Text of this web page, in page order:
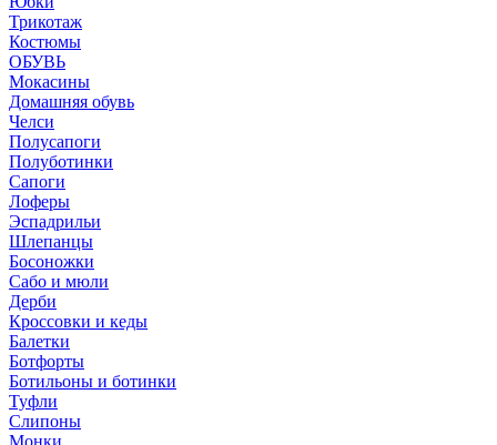
Трикотаж
Костюмы
ОБУВЬ
Мокасины
Домашняя обувь
Челси
Полусапоги
Полуботинки
Сапоги
Лоферы
Эспадрильи
Шлепанцы
Босоножки
Сабо и мюли
Дерби
Кроссовки и кеды
Балетки
Ботфорты
Ботильоны и ботинки
Туфли
Слипоны
Монки